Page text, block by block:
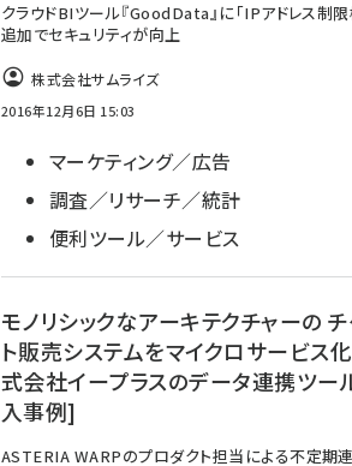
クラウドBIツール『GoodData』に「IPアドレス制限
追加でセキュリティが向上
株式会社サムライズ
2016年12月6日 15:03
マーケティング／広告
調査／リサーチ／統計
便利ツール／サービス
モノリシックなアーキテクチャーの チ
ト販売システムをマイクロサービス
式会社イープラスのデータ連携ツー
入事例]
ASTERIA WARPのプロダクト担当による不定期連